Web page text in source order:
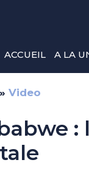
ACCUEIL A LA
» Video
: